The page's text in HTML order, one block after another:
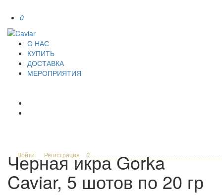
0
О НАС
КУПИТЬ
ДОСТАВКА
МЕРОПРИЯТИЯ
Войти Регистрация 0
Черная икра Gorka
Caviar, 5 шотов по 20 гр